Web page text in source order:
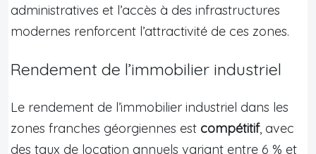
administratives et l’accès à des infrastructures
modernes renforcent l’attractivité de ces zones.
Rendement de l’immobilier industriel
Le rendement de l’immobilier industriel dans les
zones franches géorgiennes est compétitif, avec
des taux de location annuels variant entre 6 % et